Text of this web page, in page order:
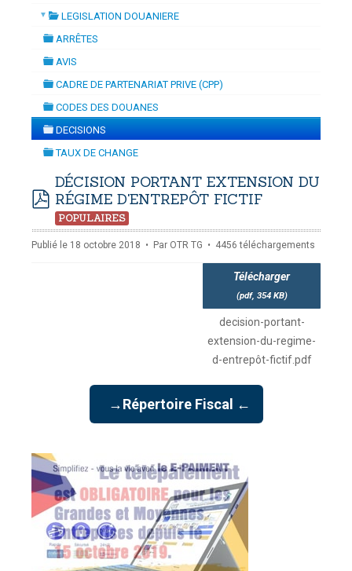
CADASTRE &
ACTUALITES
DOCUMENTATION
CONTACT
Contactez OTR
-mardi, 14 juillet 2026 10:30
▼ LEGISLATION DOUANIERE
ARRÊTES
AVIS
CADRE DE PARTENARIAT PRIVE (CPP)
folder
CODES DES DOUANES
folder
DECISIONS
TAUX DE CHANGE
pdf
DÉCISION PORTANT EXTENSION DU
RÉGIME D'ENTREPÔT FICTIF
POPULAIRES
Publié le 18 octobre 2018 Par OTR TG 4456 téléchargements
Télécharger
(pdf, 354 KB)
decision-portant-
extension-du-regime-
d-entrepôt-fictif.pdf
→Répertoire Fiscal ←